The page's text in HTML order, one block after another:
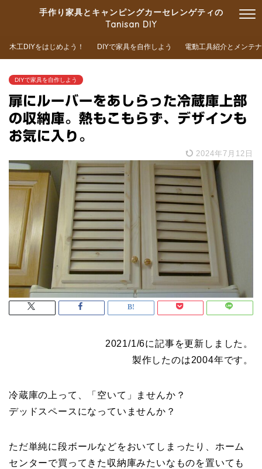
手作り家具とキャンピングカーセレンゲティの
Tanisan DIY
木工DIYをはじめよう！ DIYで家具を自作しよう 電動工具紹介とメンテ
DIYで家具を自作しよう
扉にルーバーをあしらった冷蔵庫上部
の収納庫。熱もこもらず、デザインも
お気に入り。
2024年7月12日
2021/1/6に記事を更新しました。
製作したのは2004年です。
冷蔵庫の上って、「空いて」ませんか？
デッドスペースになっていませんか？
ただ単純に段ボールなどをおいてしまったり、ホーム
センターで買ってきた収納庫みたいなものを置いても